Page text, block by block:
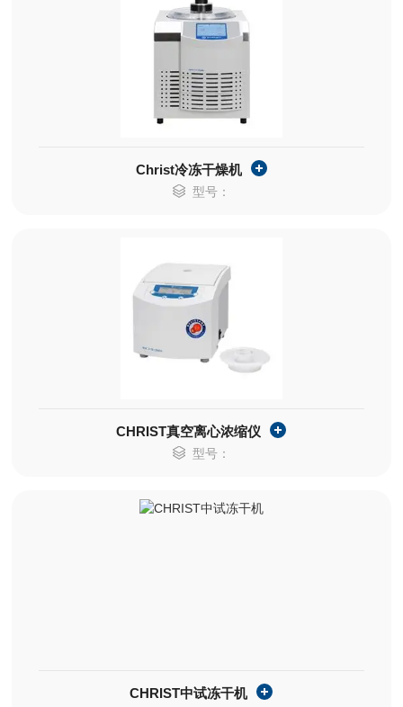
Christ冷冻干燥机
型号：
CHRIST真空离心浓缩仪
型号：
CHRIST中试冻干机